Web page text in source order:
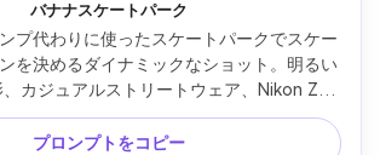
バナナスケートパーク
プ代わりに使ったスケートパークでスケー
を決めるダイナミックなショット。明るい
カジュアルストリートウェア、Nikon Z9
、ローアングル広角、動き凍結、フォトリ
リットや質感、スポーツ写真 --ar 4:5
プロンプトをコピー